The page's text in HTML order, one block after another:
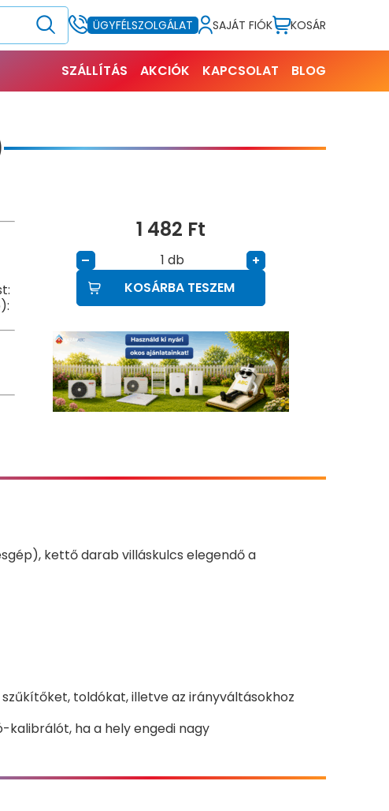
ÜGYFÉLSZOLGÁLAT SAJÁT FIÓK KOSÁR
SZÁLLÍTÁS AKCIÓK KAPCSOLAT
BLOG
1 482 Ft
– db
+
KOSÁRBA TESZEM
kettő darab villáskulcs elegendő a
szűkítőket, toldókat, illetve az irányváltásokhoz
kalibrálót, ha a hely engedi nagy